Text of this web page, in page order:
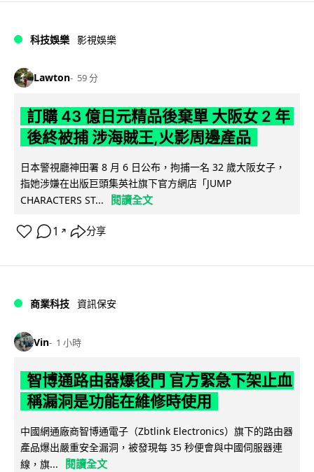
科技娛樂 影視娛樂
Lawton 59 分
訂購 43 億日元精品後棄單 大阪女 2 年
後終被捕 涉海賊王,火影周邊產品
日本警視廳神田署 8 月 6 日公布，拘捕一名 32 歲大阪女子，
指她涉嫌在出版巨頭集英社旗下官方網店「JUMP
CHARACTERS ST...
閱讀全文
1 ↗ 分享
商業科技 資訊保安
Vin 1 小時
智博通路由器爆後門 官方緊急下架止血
稱漏洞是功能在維修時使用
中國網通廠商智博通電子（Zbtlink Electronics）旗下的路由器
產品爆出嚴重安全漏洞，被發現每 35 秒便會與中國伺服器連
線，旗...
閱讀全文